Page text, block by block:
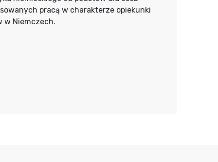
pracą w charakterze opiekunki
w Niemczech.